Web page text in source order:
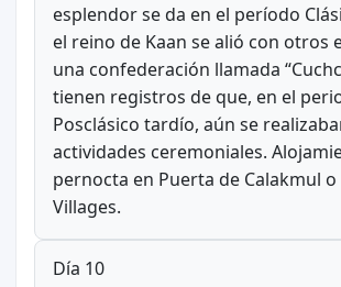
esplendor se da en el período
el reino de Kaan se alió con otros
una confederación llamada
tienen registros de que, en el
Posclásico tardío, aún se
actividades ceremoniales.
pernocta en Puerta de Calakmul o
Villages.
Día 10